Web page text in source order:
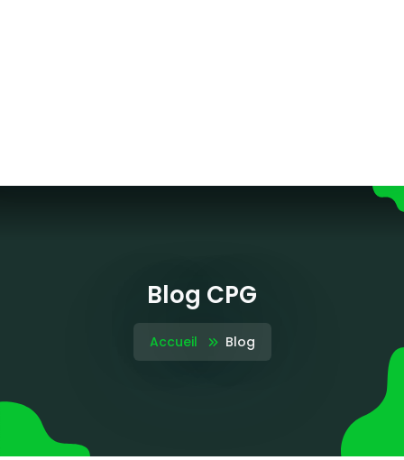
Blog CPG
Accueil Blog